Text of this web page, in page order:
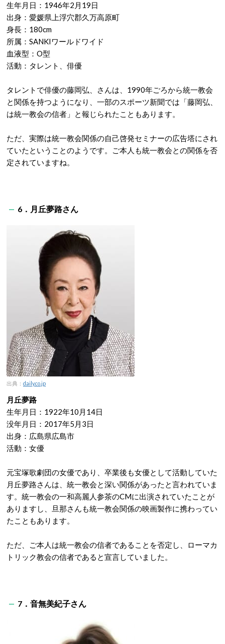
生年月日：1946年2月19日
出身：愛媛県上浮穴郡久万高原町
身長：180cm
所属：SANKIワールドワイド
血液型：O型
活動：タレント、俳優
タレントで俳優の藤岡弘、さんは、1990年ごろから統一教会
と関係を持つようになり、一部のスポーツ新聞では「藤岡弘、
は統一教会の信者」と報じられたこともあります。
ただ、実際は統一教会関係の自己啓発セミナーの広告塔にされ
ていたということのようです。ご本人も統一教会との関係を否
定されていますね。
6．月丘夢路さん
出典： daily.co.jp
月丘夢路
生年月日：1922年10月14日
没年月日：2017年5月3日
出身：広島県広島市
活動：女優
元宝塚歌劇団の女優であり、卒業後も女優として活動していた
月丘夢路さんは、統一教会と深い関係があったと言われていま
す。統一教会の一和高麗人参茶のCMに出演されていたことが
ありますし、旦那さんも統一教会関係の映画製作に携わってい
たこともあります。
ただ、ご本人は統一教会の信者であることを否定し、ローマカ
トリック教会の信者であると宣言していました。
7．音無美紀子さん